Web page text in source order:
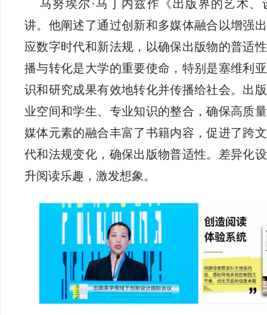
马努埃尔·马丁内兹作《出版界的艺术
讲。他阐述了通过创新和多媒体融合以增强
应数字时代和新法规，以确保出版物的普适
播与转化是大学的重要使命，特别是塞维利
识和研究成果有效地转化并传播给社会。出
业空间和学生、专业知识的整合，确保高质
媒体元素的融合丰富了书籍内容，促进了跨
代和法规变化，确保出版物普适性。差异化
升阅读乐趣，激发想象。